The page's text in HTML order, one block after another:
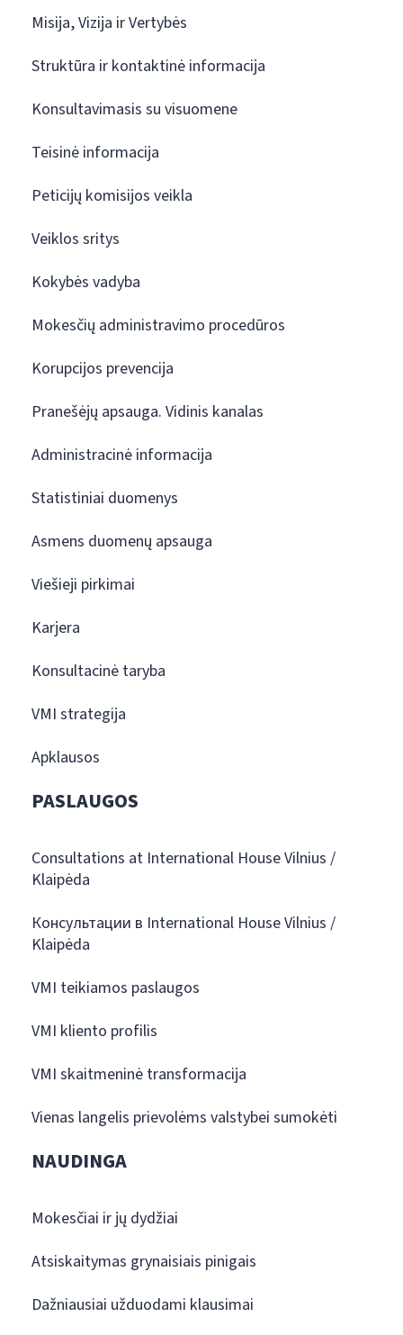
Misija, Vizija ir Vertybės
Struktūra ir kontaktinė informacija
Konsultavimasis su visuomene
Teisinė informacija
Peticijų komisijos veikla
Veiklos sritys
Kokybės vadyba
Mokesčių administravimo procedūros
Korupcijos prevencija
Pranešėjų apsauga. Vidinis kanalas
Administracinė informacija
Statistiniai duomenys
Asmens duomenų apsauga
Viešieji pirkimai
Karjera
Konsultacinė taryba
VMI strategija
Apklausos
PASLAUGOS
Consultations at International House Vilnius /
Klaipėda
Консультации в International House Vilnius /
Klaipėda
VMI teikiamos paslaugos
VMI kliento profilis
VMI skaitmeninė transformacija
Vienas langelis prievolėms valstybei sumokėti
NAUDINGA
Mokesčiai ir jų dydžiai
Atsiskaitymas grynaisiais pinigais
Dažniausiai užduodami klausimai